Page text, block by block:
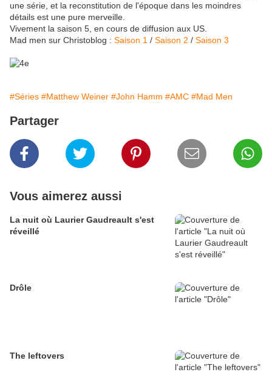
une série, et la reconstitution de l'époque dans les moindres
détails est une pure merveille.
Vivement la saison 5, en cours de diffusion aux US.
Mad men sur Christoblog : Saison 1 / Saison 2 / Saison 3
#Séries #Matthew Weiner #John Hamm #AMC #Mad Men
Partager
Vous aimerez aussi
La nuit où Laurier Gaudreault s'est
réveillé
Drôle
The leftovers